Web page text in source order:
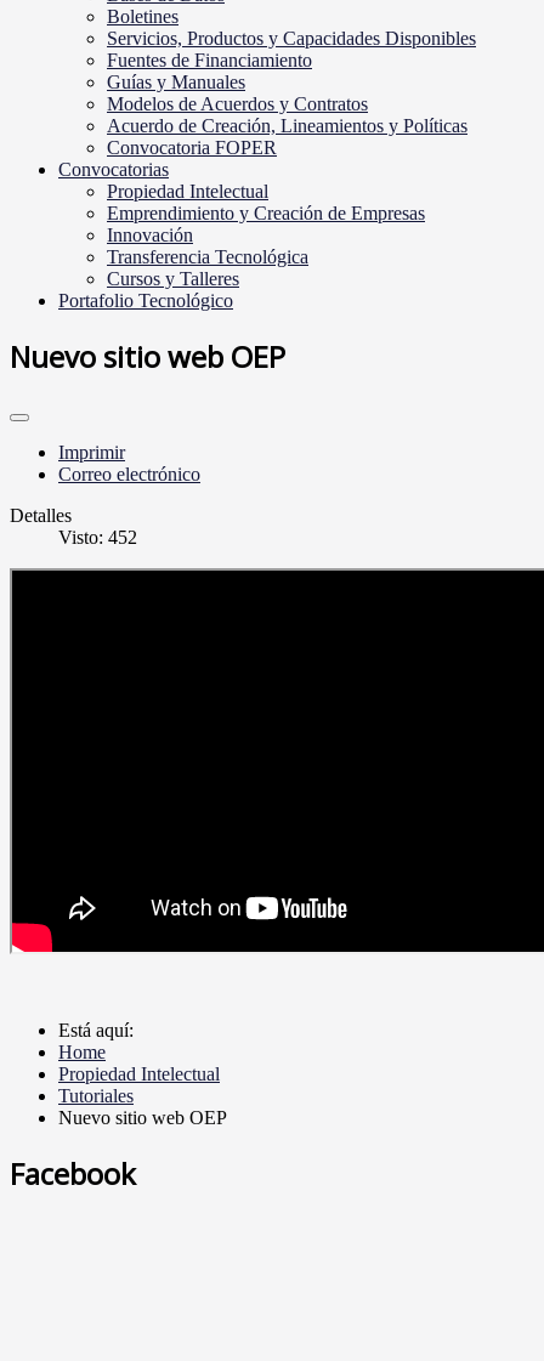
Boletines
Servicios, Productos y Capacidades Disponibles
Fuentes de Financiamiento
Guías y Manuales
Modelos de Acuerdos y Contratos
Acuerdo de Creación, Lineamientos y Políticas
Convocatoria FOPER
Convocatorias
Propiedad Intelectual
Emprendimiento y Creación de Empresas
Innovación
Transferencia Tecnológica
Cursos y Talleres
Portafolio Tecnológico
Nuevo sitio web OEP
Imprimir
Correo electrónico
Detalles
Visto: 452
Está aquí:
Home
Propiedad Intelectual
Tutoriales
Nuevo sitio web OEP
Facebook